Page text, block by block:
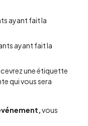
ayant fait la
ayant fait la
une étiquette
qui vous sera
vous